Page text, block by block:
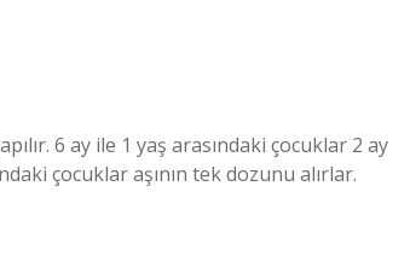
6 ay ile 1 yaş arasındaki çocuklar 2 ay
çocuklar aşının tek dozunu alırlar.